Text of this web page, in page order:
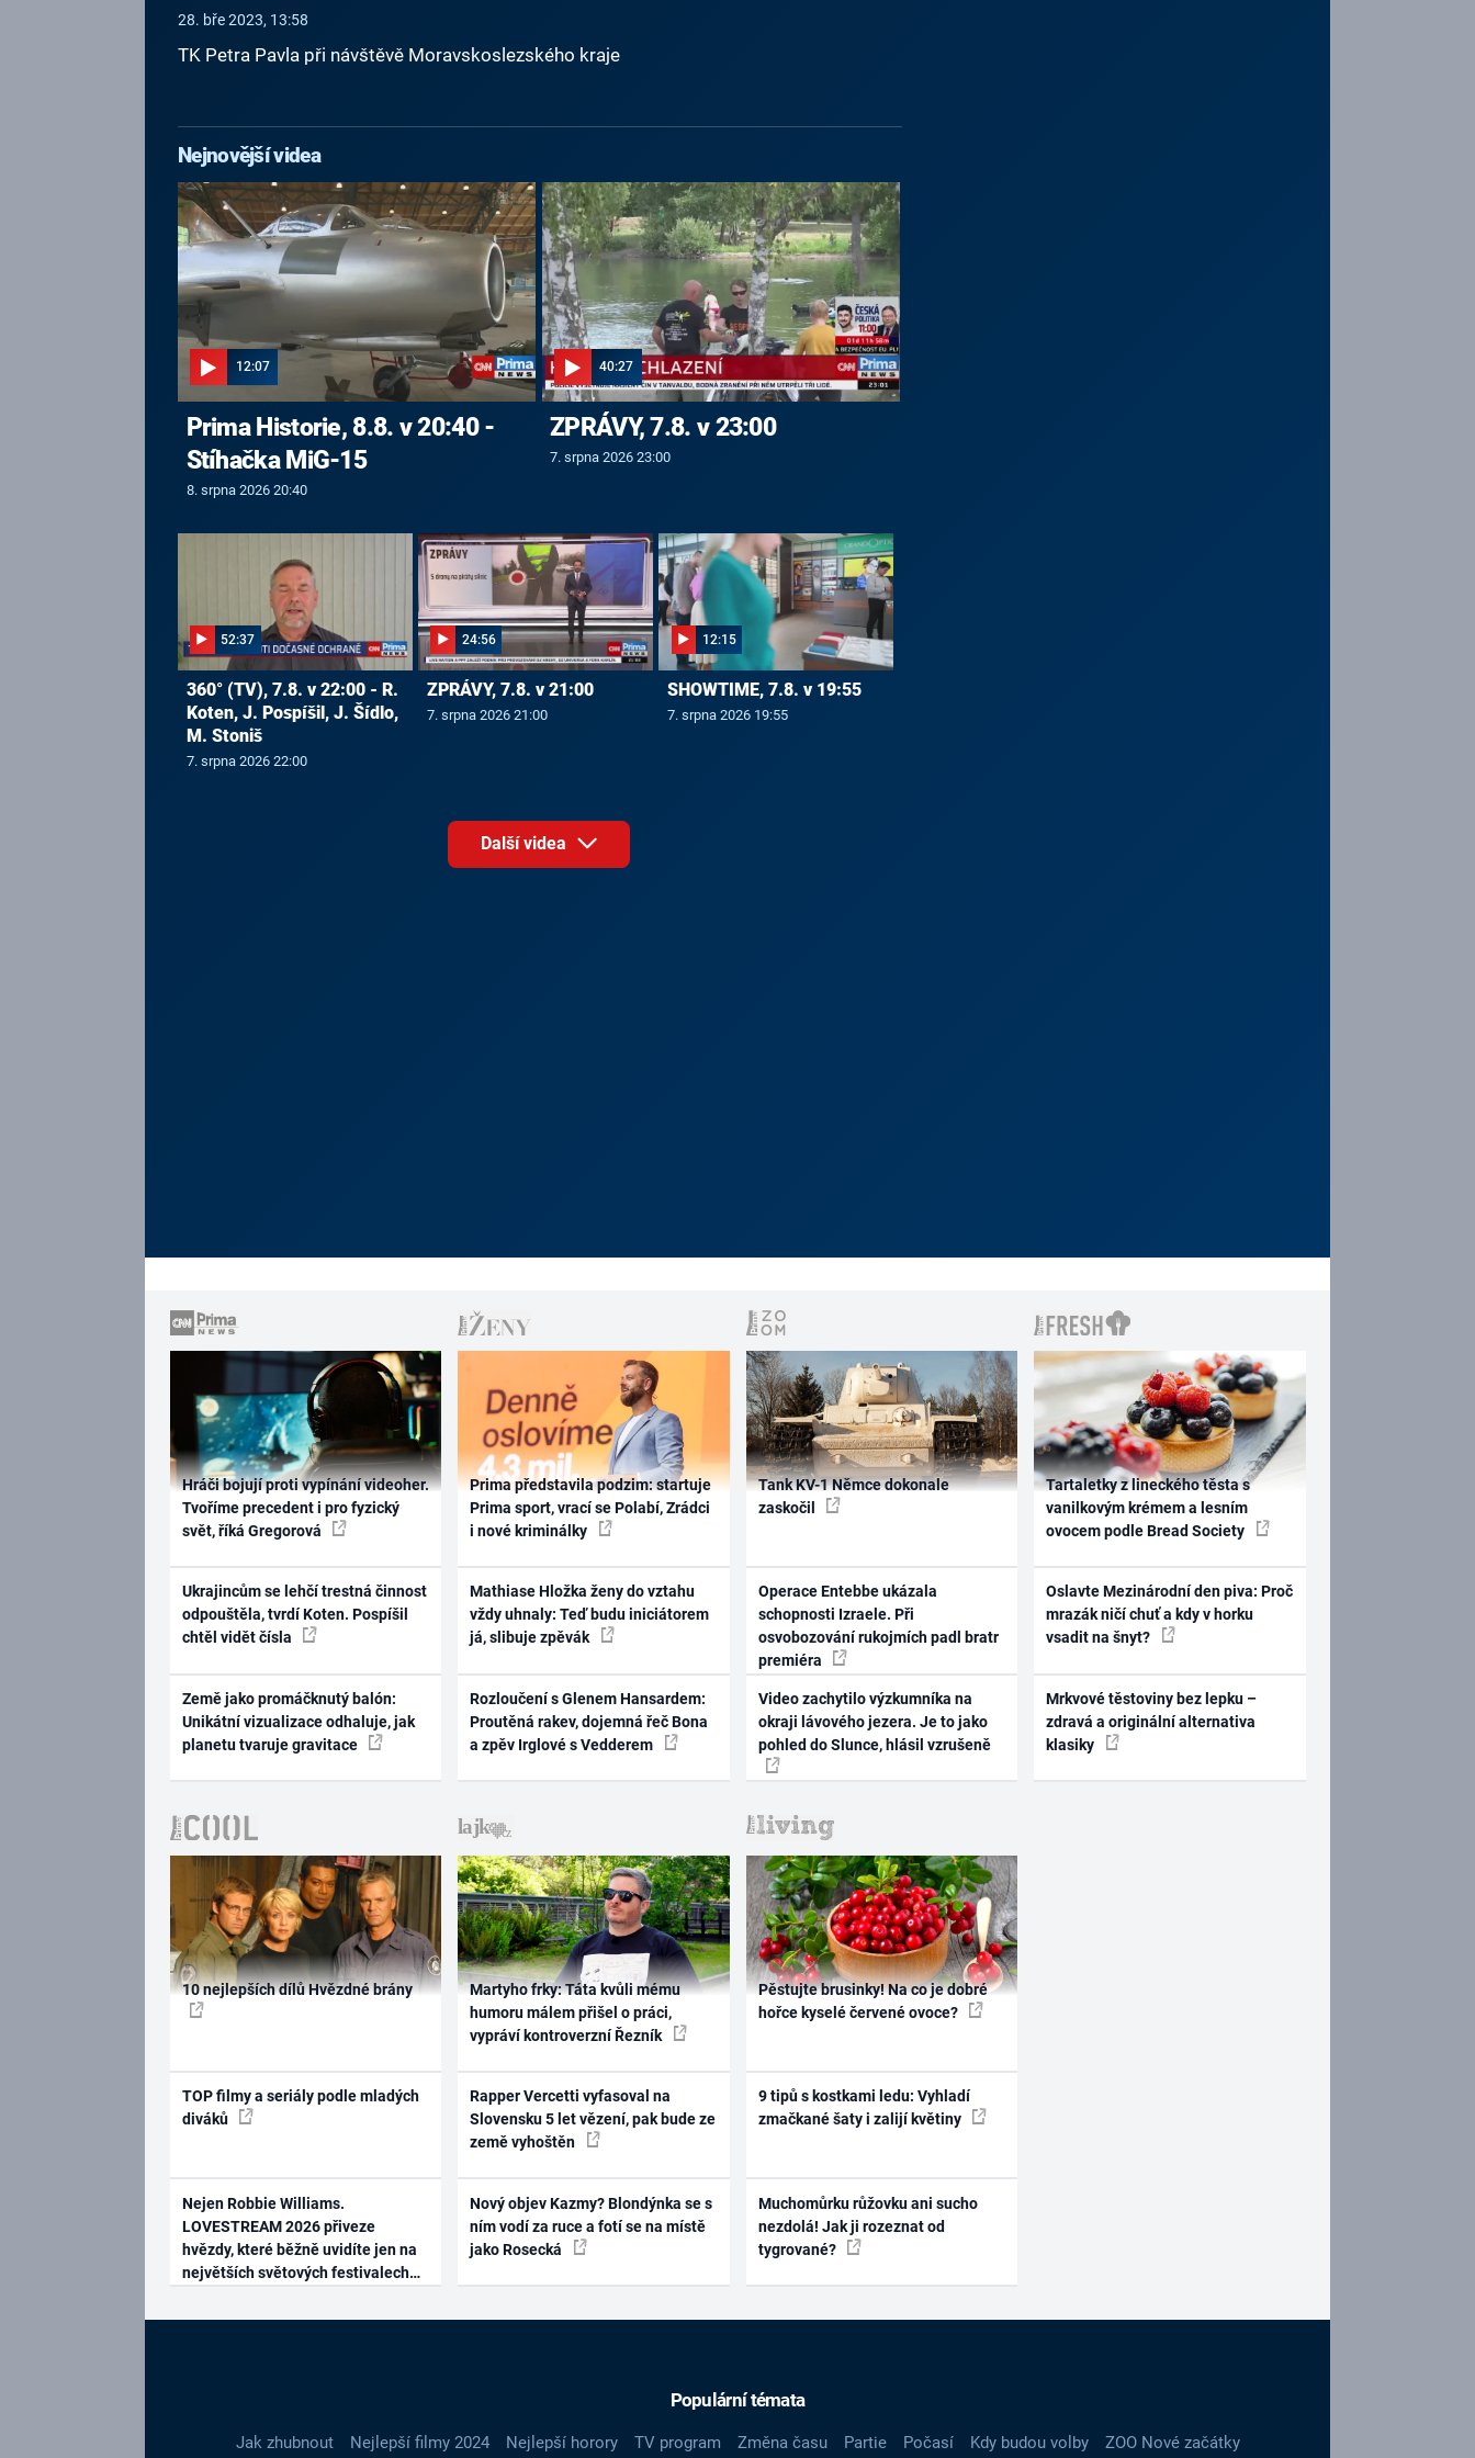
28. bře 2023, 13:58
TK Petra Pavla při návštěvě Moravskoslezského kraje
Nejnovější videa
12:07
Prima Historie, 8.8. v 20:40 -
Stíhačka MiG-15
8. srpna 2026 20:40
40:27
ZPRÁVY, 7.8. v 23:00
7. srpna 2026 23:00
52:37
360° (TV), 7.8. v 22:00 - R.
Koten, J. Pospíšil, J. Šídlo,
M. Stoniš
7. srpna 2026 22:00
24:56
ZPRÁVY, 7.8. v 21:00
7. srpna 2026 21:00
12:15
SHOWTIME, 7.8. v 19:55
7. srpna 2026 19:55
Další videa
Hráči bojují proti vypínání videoher.
Tvoříme precedent i pro fyzický
svět, říká Gregorová
Ukrajincům se lehčí trestná činnost
odpouštěla, tvrdí Koten. Pospíšil
chtěl vidět čísla
Země jako promáčknutý balón:
Unikátní vizualizace odhaluje, jak
planetu tvaruje gravitace
Prima představila podzim: startuje
Prima sport, vrací se Polabí, Zrádci
i nové kriminálky
Mathiase Hložka ženy do vztahu
vždy uhnaly: Teď budu iniciátorem
já, slibuje zpěvák
Rozloučení s Glenem Hansardem:
Proutěná rakev, dojemná řeč Bona
a zpěv Irglové s Vedderem
Tank KV-1 Němce dokonale
zaskočil
Operace Entebbe ukázala
schopnosti Izraele. Při
osvobozování rukojmích padl bratr
premiéra
Video zachytilo výzkumníka na
okraji lávového jezera. Je to jako
pohled do Slunce, hlásil vzrušeně
Tartaletky z lineckého těsta s
vanilkovým krémem a lesním
ovocem podle Bread Society
Oslavte Mezinárodní den piva: Proč
mrazák ničí chuť a kdy v horku
vsadit na šnyt?
Mrkvové těstoviny bez lepku –
zdravá a originální alternativa
klasiky
10 nejlepších dílů Hvězdné brány
TOP filmy a seriály podle mladých
diváků
Nejen Robbie Williams.
LOVESTREAM 2026 přiveze
hvězdy, které běžně uvidíte jen na
největších světových festivalech
Martyho frky: Táta kvůli mému
humoru málem přišel o práci,
vypráví kontroverzní Řezník
Rapper Vercetti vyfasoval na
Slovensku 5 let vězení, pak bude ze
země vyhoštěn
Nový objev Kazmy? Blondýnka se s
ním vodí za ruce a fotí se na místě
jako Rosecká
Pěstujte brusinky! Na co je dobré
hořce kyselé červené ovoce?
9 tipů s kostkami ledu: Vyhladí
zmačkané šaty i zalijí květiny
Muchomůrku růžovku ani sucho
nezdolá! Jak ji rozeznat od
tygrované?
Populární témata
Jak zhubnout Nejlepší filmy 2024 Nejlepší horory TV program Změna času Partie Počasí Kdy budou volby ZOO Nové začátky